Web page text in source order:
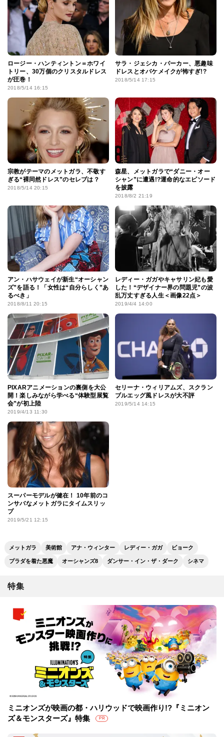
ロージー・ハンティントン＝ホワイ
トリー、30万個のクリスタルドレス
が圧巻！
2018/5/14 16:15
サラ・ジェシカ・パーカー、悪趣味
ドレスとオバケメイクが怖すぎ!?
2018/5/14 17:15
宗教がテーマのメットガラ、不敬す
ぎる“裸同然ドレス”のセレブは？
2018/5/14 20:15
森星、メットガラで“ダニー・オー
シャン”に遭遇!?運命的なエピソード
を披露
2018/8/2 21:19
アン・ハサウェイが新生“オーシャン
ズ”を語る！「女性は“自分らしく”あ
るべき」
2018/8/11 20:15
レディー・ガガやキャサリン妃も愛
した！“デザイナー界の問題児”の波
乱万丈すぎる人生＜画像22点＞
2019/4/4 14:00
PIXARアニメーションの裏側を大公
開！楽しみながら学べる“体験型展覧
会”が初上陸
2019/4/13 11:30
セリーナ・ウィリアムズ、スクラン
ブルエッグ風ドレスが大不評
2019/5/14 14:15
スーパーモデルが健在！ 10年前のコ
ンサバなメットガラにタイムスリッ
プ
2019/5/21 12:15
メットガラ 美術館 アナ・ウィンター レディー・ガガ ビョーク
プラダを着た悪魔 オーシャンズ8 ダンサー・イン・ザ・ダーク シネマ
特集
ミニオンズが映画の都・ハリウッドで映画作り!?『ミニオン
ズ＆モンスターズ』特集
PR